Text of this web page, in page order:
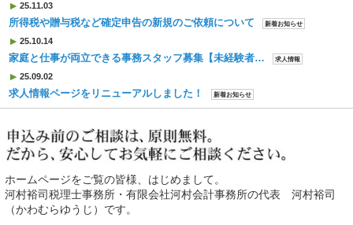
25.11.03
所得税や贈与税など確定申告の新規のご依頼について 新着お知らせ
25.10.14
家庭と仕事が両立できる事務スタッフ募集【未経験者… 求人情報
25.09.02
求人情報ページをリニューアルしました！ 新着お知らせ
ホームページをご覧の皆様、はじめまして。
河村裕司税理士事務所・有限会社河村会計事務所の代表 河村裕司
（かわむらゆうじ）です。